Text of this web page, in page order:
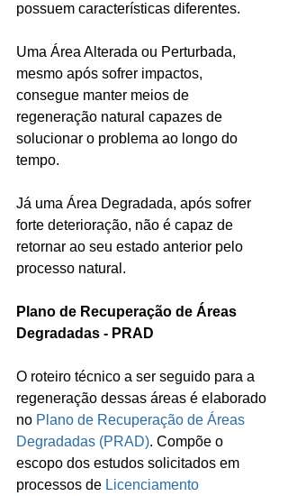
possuem características diferentes.
Uma Área Alterada ou Perturbada,
mesmo após sofrer impactos,
consegue manter meios de
regeneração natural capazes de
solucionar o problema ao longo do
tempo.
Já uma Área Degradada, após sofrer
forte deterioração, não é capaz de
retornar ao seu estado anterior pelo
processo natural.
Plano de Recuperação de Áreas
Degradadas - PRAD
O roteiro técnico a ser seguido para a
regeneração dessas áreas é elaborado
no Plano de Recuperação de Áreas
Degradadas (PRAD). Compõe o
escopo dos estudos solicitados em
processos de Licenciamento